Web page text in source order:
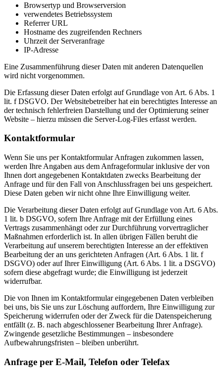
Browsertyp und Browserversion
verwendetes Betriebssystem
Referrer URL
Hostname des zugreifenden Rechners
Uhrzeit der Serveranfrage
IP-Adresse
Eine Zusammenführung dieser Daten mit anderen Datenquellen
wird nicht vorgenommen.
Die Erfassung dieser Daten erfolgt auf Grundlage von Art. 6 Abs. 1
lit. f DSGVO. Der Websitebetreiber hat ein berechtigtes Interesse an
der technisch fehlerfreien Darstellung und der Optimierung seiner
Website – hierzu müssen die Server-Log-Files erfasst werden.
Kontaktformular
Wenn Sie uns per Kontaktformular Anfragen zukommen lassen,
werden Ihre Angaben aus dem Anfrageformular inklusive der von
Ihnen dort angegebenen Kontaktdaten zwecks Bearbeitung der
Anfrage und für den Fall von Anschlussfragen bei uns gespeichert.
Diese Daten geben wir nicht ohne Ihre Einwilligung weiter.
Die Verarbeitung dieser Daten erfolgt auf Grundlage von Art. 6 Abs.
1 lit. b DSGVO, sofern Ihre Anfrage mit der Erfüllung eines
Vertrags zusammenhängt oder zur Durchführung vorvertraglicher
Maßnahmen erforderlich ist. In allen übrigen Fällen beruht die
Verarbeitung auf unserem berechtigten Interesse an der effektiven
Bearbeitung der an uns gerichteten Anfragen (Art. 6 Abs. 1 lit. f
DSGVO) oder auf Ihrer Einwilligung (Art. 6 Abs. 1 lit. a DSGVO)
sofern diese abgefragt wurde; die Einwilligung ist jederzeit
widerrufbar.
Die von Ihnen im Kontaktformular eingegebenen Daten verbleiben
bei uns, bis Sie uns zur Löschung auffordern, Ihre Einwilligung zur
Speicherung widerrufen oder der Zweck für die Datenspeicherung
entfällt (z. B. nach abgeschlossener Bearbeitung Ihrer Anfrage).
Zwingende gesetzliche Bestimmungen – insbesondere
Aufbewahrungsfristen – bleiben unberührt.
Anfrage per E-Mail, Telefon oder Telefax